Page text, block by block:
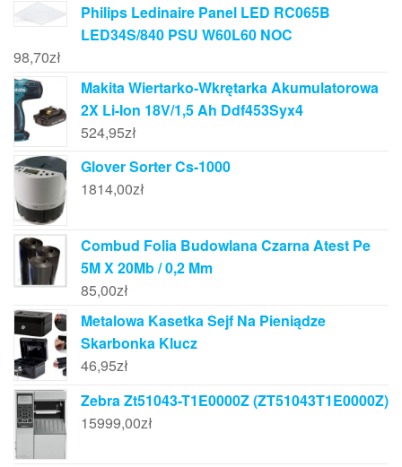
Philips Ledinaire Panel LED RC065B
LED34S/840 PSU W60L60 NOC
98,70zł
Makita Wiertarko-Wkrętarka Akumulatorowa
2X Li-Ion 18V/1,5 Ah Ddf453Syx4
524,95zł
Glover Sorter Cs-1000
1814,00zł
Combud Folia Budowlana Czarna Atest Pe
5M X 20Mb / 0,2 Mm
85,00zł
Metalowa Kasetka Sejf Na Pieniądze
Skarbonka Klucz
46,95zł
Zebra Zt51043-T1E0000Z (ZT51043T1E0000Z)
15999,00zł